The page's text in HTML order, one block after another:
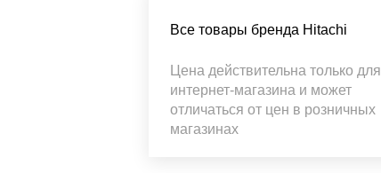
Все товары бренда Hitachi
Цена действительна только для
интернет-магазина и может
отличаться от цен в розничных
магазинах